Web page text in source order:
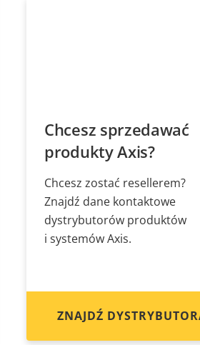
Chcesz sprzedawać
produkty Axis?
Chcesz zostać resellerem?
Znajdź dane kontaktowe
dystrybutorów produktów
i systemów Axis.
ZNAJDŹ